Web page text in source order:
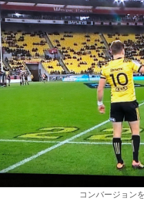
コンバージョン